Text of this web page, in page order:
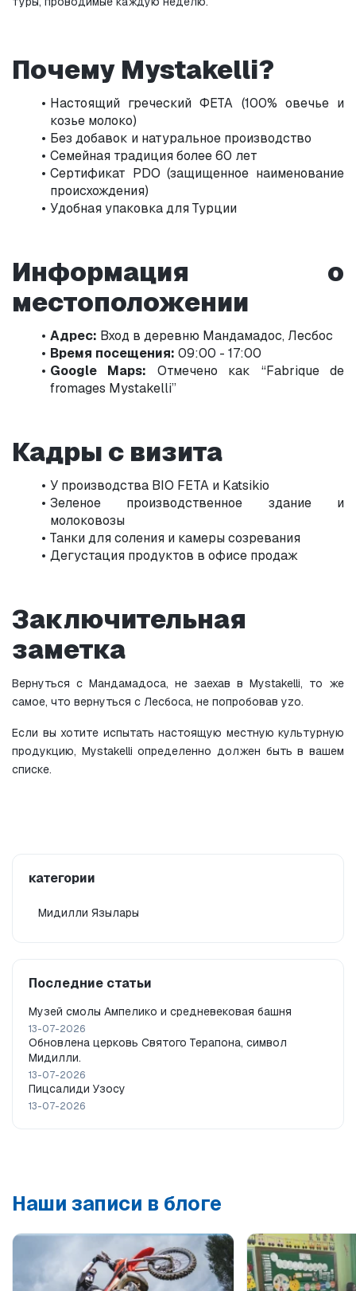
Почему Mystakelli?
Настоящий греческий ФЕТА (100% овечье и
козье молоко)
Без добавок и натуральное производство
Семейная традиция более 60 лет
Сертификат PDO (защищенное наименование
происхождения)
Удобная упаковка для Турции
Информация о
местоположении
Адрес: Вход в деревню Мандамадос, Лесбос
Время посещения: 09:00 - 17:00
Google Maps: Отмечено как “Fabrique de
fromages Mystakelli”
Кадры с визита
У производства BIO FETA и Katsikio
Зеленое производственное здание и
молоковозы
Танки для соления и камеры созревания
Дегустация продуктов в офисе продаж
Заключительная
заметка
Вернуться с Мандамадоса, не заехав в Mystakelli, то же
самое, что вернуться с Лесбоса, не попробовав уzo.
Если вы хотите испытать настоящую местную культурную
продукцию, Mystakelli определенно должен быть в вашем
списке.
категории
Мидилли Язылары
Последние статьи
Музей смолы Ампелико и средневековая башня
13-07-2026
Обновлена церковь Святого Терапона, символ
Мидилли.
13-07-2026
Пицсалиди Узосу
13-07-2026
Наши записи в блоге